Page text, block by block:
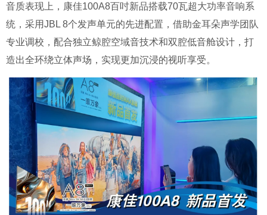
音质表现上，康佳100A8百吋新品搭载70瓦超大功率音响系
统，采用JBL 8个发声单元的先进配置，借助金耳朵声学团队
专业调校，配合独立鲸腔空域音技术和双腔低音舱设计，打
造出全环绕立体声场，实现更加沉浸的视听享受。